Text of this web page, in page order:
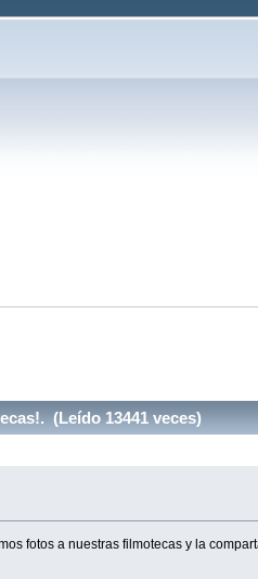
(Leído 13441 veces)
fotos a nuestras filmotecas y la